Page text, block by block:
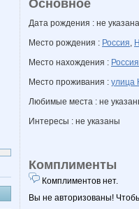
Основное
Дата рождения : не указана
Место рождения : Россия,
Место нахождения : Россия
Место проживания : улица
Любимые места : не
Интересы : не указаны
Комплименты
Комплиментов нет.
Вы не авторизованы!